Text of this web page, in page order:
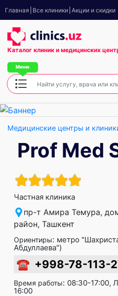
Главная Все клиники Акции и скидки
Каталог клиник и медицинских
Медицинские центры и
Prof Med
Частная клиника
пр-т Амира Темура,
район, Ташкент
Ориентиры: метро
Абдуллаева")
☎ +998-78-113-
Время работы: 08:30-17:00,
16:00